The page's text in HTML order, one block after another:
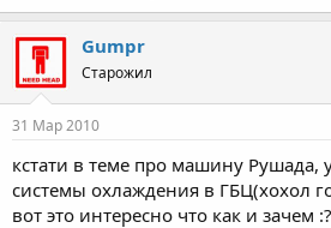
Gumpr
Старожил
31 Мар 2010
кстати в теме про машину Рушада,
системы охлаждения в ГБЦ(хохол
вот это интересно что как и зачем :?